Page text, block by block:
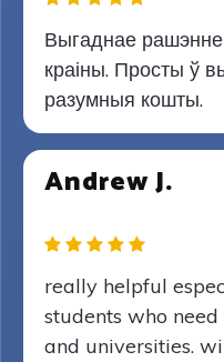
Выгаднае
краіны. Просты ў
разумныя кошты.
Andrew J.
really helpful
students who
and universities.